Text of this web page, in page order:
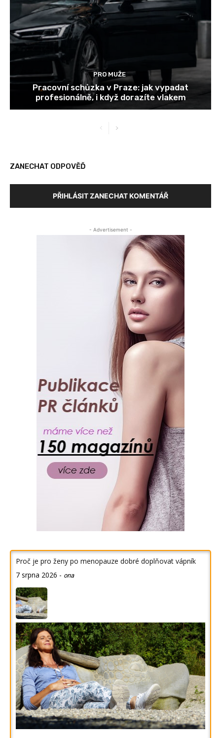
PRO MUŽE
Pracovní schůzka v Praze: jak vypadat
profesionálně, i když dorazíte vlakem
ZANECHAT ODPOVĚĎ
PŘIHLÁSIT ZANECHAT KOMENTÁŘ
- Advertisement -
Proč je pro ženy po menopauze dobré doplňovat vápník
7 srpna 2026 - ona